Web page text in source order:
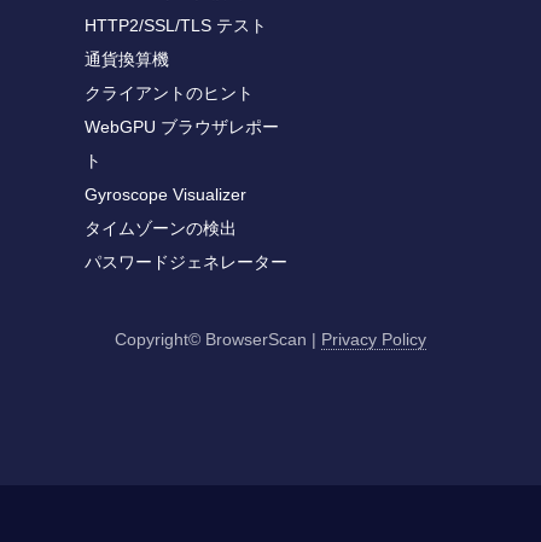
HTTP2/SSL/TLS テスト
通貨換算機
クライアントのヒント
WebGPU ブラウザレポー
ト
Gyroscope Visualizer
タイムゾーンの検出
パスワードジェネレーター
Copyright© BrowserScan | Privacy Policy